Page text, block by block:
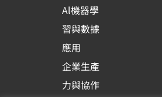
Al機器學
習與數據
應用
企業生產
力與協作